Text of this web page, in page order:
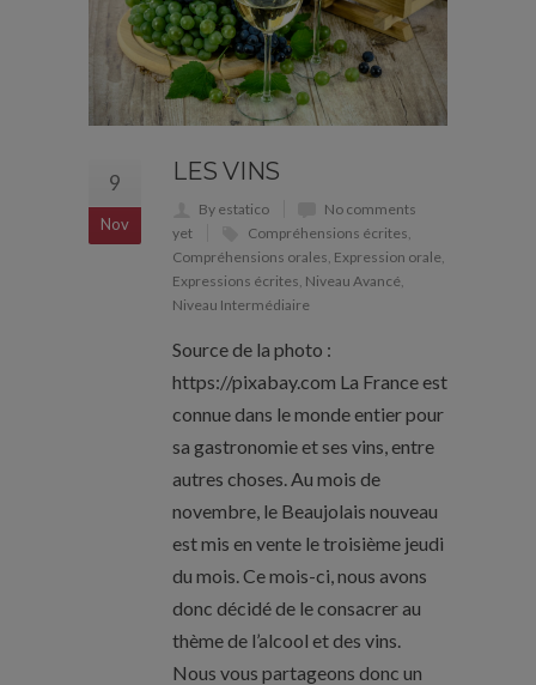
9
Nov
LES VINS
By estatico
No comments
yet
Compréhensions écrites
Compréhensions orales Expression orale
Expressions écrites Niveau Avancé
Niveau Intermédiaire
Source de la photo :
https://pixabay.com La France est
connue dans le monde entier pour
sa gastronomie et ses vins, entre
autres choses. Au mois de
novembre, le Beaujolais nouveau
est mis en vente le troisième jeudi
du mois. Ce mois-ci, nous avons
donc décidé de le consacrer au
thème de l’alcool et des vins.
Nous vous partageons donc un